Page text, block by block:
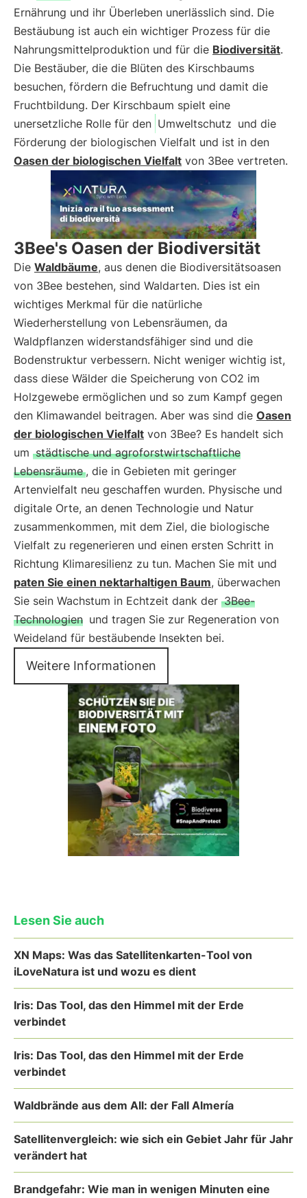
Ernährung und ihr Überleben unerlässlich sind. Die
Bestäubung ist auch ein wichtiger Prozess für die
Nahrungsmittelproduktion und für die Biodiversität.
Die Bestäuber, die die Blüten des Kirschbaums
besuchen, fördern die Befruchtung und damit die
Fruchtbildung. Der Kirschbaum spielt eine
unersetzliche Rolle für den Umweltschutz und die
Förderung der biologischen Vielfalt und ist in den
Oasen der biologischen Vielfalt von 3Bee vertreten.
3Bee's Oasen der Biodiversität
Die Waldbäume, aus denen die Biodiversitätsoasen
von 3Bee bestehen, sind Waldarten. Dies ist ein
wichtiges Merkmal für die natürliche
Wiederherstellung von Lebensräumen, da
Waldpflanzen widerstandsfähiger sind und die
Bodenstruktur verbessern. Nicht weniger wichtig ist,
dass diese Wälder die Speicherung von CO2 im
Holzgewebe ermöglichen und so zum Kampf gegen
den Klimawandel beitragen. Aber was sind die Oasen
der biologischen Vielfalt von 3Bee? Es handelt sich
um städtische und agroforstwirtschaftliche
Lebensräume , die in Gebieten mit geringer
Artenvielfalt neu geschaffen wurden. Physische und
digitale Orte, an denen Technologie und Natur
zusammenkommen, mit dem Ziel, die biologische
Vielfalt zu regenerieren und einen ersten Schritt in
Richtung Klimaresilienz zu tun. Machen Sie mit und
paten Sie einen nektarhaltigen Baum, überwachen
Sie sein Wachstum in Echtzeit dank der 3Bee-
Technologien und tragen Sie zur Regeneration von
Weideland für bestäubende Insekten bei.
Weitere Informationen
Lesen Sie auch
XN Maps: Was das Satellitenkarten-Tool von
iLoveNatura ist und wozu es dient
Iris: Das Tool, das den Himmel mit der Erde
verbindet
Iris: Das Tool, das den Himmel mit der Erde
verbindet
Waldbrände aus dem All: der Fall Almería
Satellitenvergleich: wie sich ein Gebiet Jahr für Jahr
verändert hat
Brandgefahr: Wie man in wenigen Minuten eine